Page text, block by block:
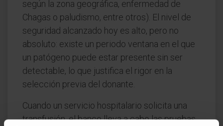
según la zona geográfica, enfermedad de
Chagas o paludismo, entre otros). El nivel de
seguridad alcanzado hoy es alto, pero no
absoluto: existe un periodo ventana en el que
un patógeno puede estar presente sin ser
detectable, lo que justifica el rigor en la
selección previa del donante.
Cuando un servicio hospitalario solicita una
transfusión, el banco lleva a cabo las pruebas